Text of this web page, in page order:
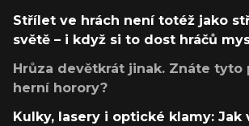
Střílet ve hrách není totéž jako
světě – i když si to dost hráčů
Hrůza devětkrát jinak. Znáte tyto
herní horory?
Kulky, lasery i optické klamy: Jak